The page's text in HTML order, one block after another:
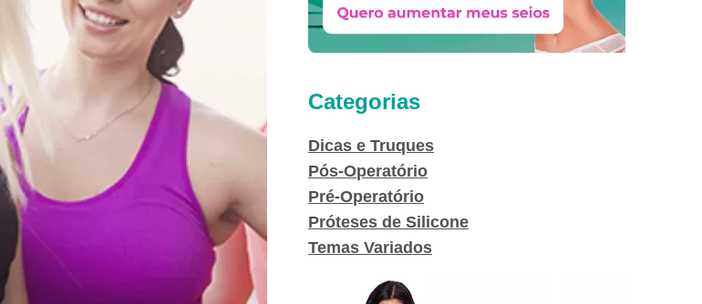
Categorias
Dicas e Truques
Pós-Operatório
Pré-Operatório
Próteses de Silicone
Temas Variados